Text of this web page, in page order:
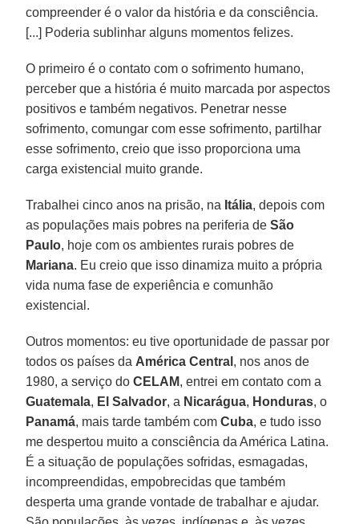
compreender é o valor da história e da consciência.
[...] Poderia sublinhar alguns momentos felizes.
O primeiro é o contato com o sofrimento humano,
perceber que a história é muito marcada por aspectos
positivos e também negativos. Penetrar nesse
sofrimento, comungar com esse sofrimento, partilhar
esse sofrimento, creio que isso proporciona uma
carga existencial muito grande.
Trabalhei cinco anos na prisão, na Itália, depois com
as populações mais pobres na periferia deSão
Paulo, hoje com os ambientes rurais pobres de
Mariana. Eu creio que isso dinamiza muito a própria
vida numa fase de experiência e comunhão
existencial.
Outros momentos: eu tive oportunidade de passar por
todos os países da América Central , nos anos de
1980, a serviço doCELAM, entrei em contato com a
Guatemala, El Salvador, a Nicarágua, Honduras, o
Panamá, mais tarde também comCuba, e tudo isso
me despertou muito a consciência da América Latina.
É a situação de populações sofridas, esmagadas,
incompreendidas, empobrecidas que também
desperta uma grande vontade de trabalhar e ajudar.